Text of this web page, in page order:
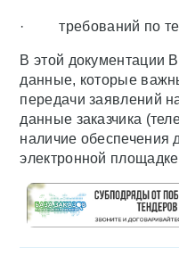
· требований по
В этой документации
данные, которые
передачи заявлений
данные заказчика
наличие обеспечения
электронной